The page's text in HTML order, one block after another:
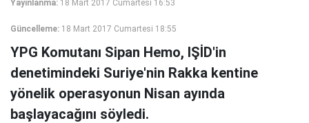
Yayınlanma: 18 Mart 2017 Cumartesi 16:53
Güncelleme: 18 Mart 2017 Cumartesi 18:55
YPG Komutanı Sipan Hemo, IŞİD'in
denetimindeki Suriye'nin Rakka kentine
yönelik operasyonun Nisan ayında
başlayacağını söyledi.